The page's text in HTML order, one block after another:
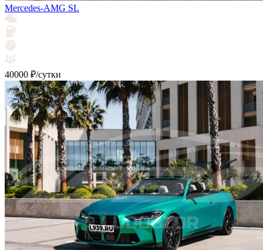
Mercedes-AMG SL
40000 ₽/сутки